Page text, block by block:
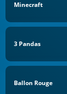
Minecraft
3 Pandas
Ballon Rouge